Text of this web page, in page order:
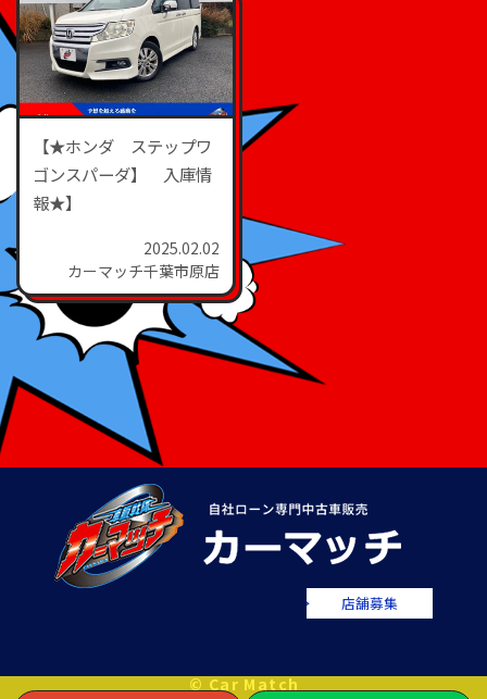
【★ホンダ ステップワ
ゴンスパーダ】 入庫情
報★】
2025.02.02
カーマッチ千葉市原店
店舗募集
© Car Match